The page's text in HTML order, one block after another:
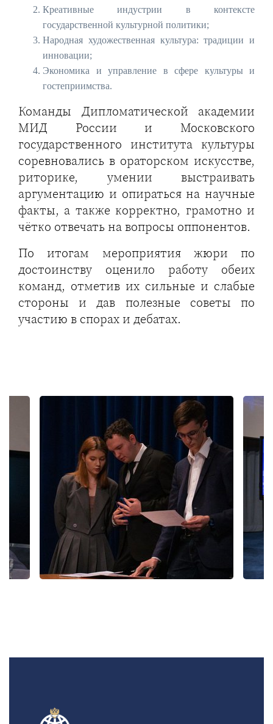
Креативные индустрии в контексте
государственной культурной политики;
Народная художественная культура: традиции и
инновации;
Экономика и управление в сфере культуры и
гостеприимства.
Команды Дипломатической академии
МИД России и Московского
государственного института культуры
соревновались в ораторском искусстве,
риторике, умении выстраивать
аргументацию и опираться на научные
факты, а также корректно, грамотно и
чётко отвечать на вопросы оппонентов.
По итогам мероприятия жюри по
достоинству оценило работу обеих
команд, отметив их сильные и слабые
стороны и дав полезные советы по
участию в спорах и дебатах.